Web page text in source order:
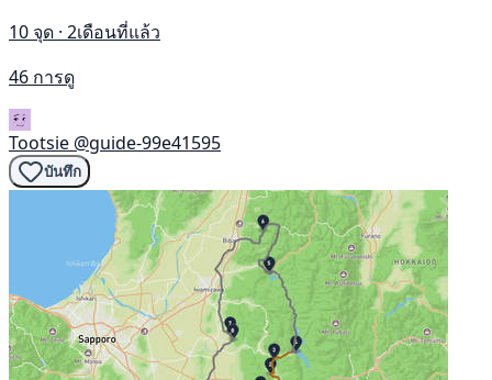
10 จุด · 2เดือนที่แล้ว
46 การดู
Tootsie @guide-99e41595
บันทึก